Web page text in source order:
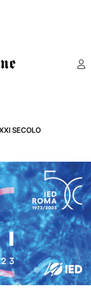
SECOLO